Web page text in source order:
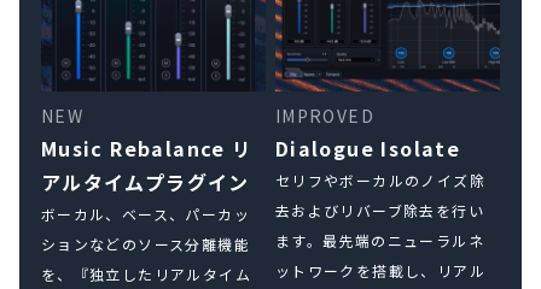
NEW
Music Rebalance リ
アルタイムプラグイン
ボーカル、ベース、パーカッ
ションなどのソース分離機能
を、『独立したリアルタイム
IMPROVED
Dialogue Isolate
セリフやボーカルのノイズ除
去およびリバーブ除去を行い
ます。最先端のニューラルネ
ットワークを搭載し、リアル